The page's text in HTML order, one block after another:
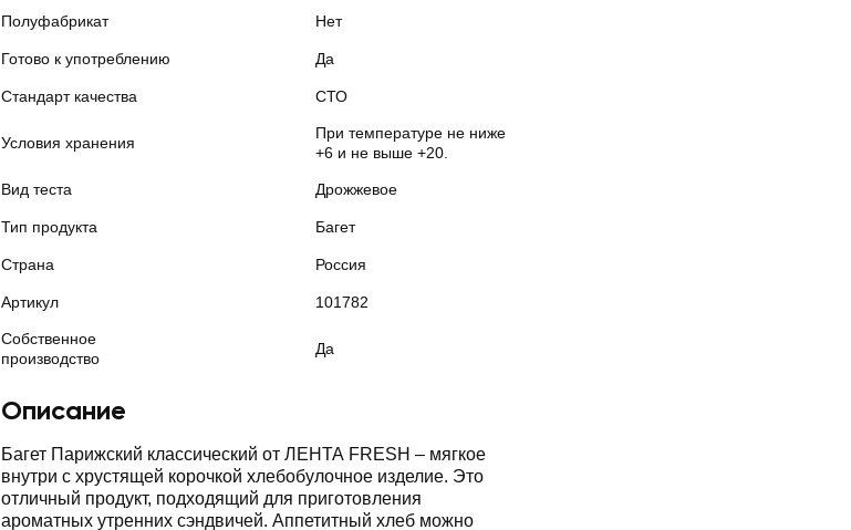
Полуфабрикат Нет
Готово к употреблению Да
Стандарт качества СТО
Условия хранения
При температуре не ниже
+6 и не выше +20.
Вид теста Дрожжевое
Тип продукта Багет
Страна Россия
Артикул 101782
Собственное
производство
Да
Описание
Багет Парижский классический от ЛЕНТА FRESH – мягкое
внутри с хрустящей корочкой хлебобулочное изделие. Это
отличный продукт, подходящий для приготовления
ароматных утренних сэндвичей. Аппетитный хлеб можно